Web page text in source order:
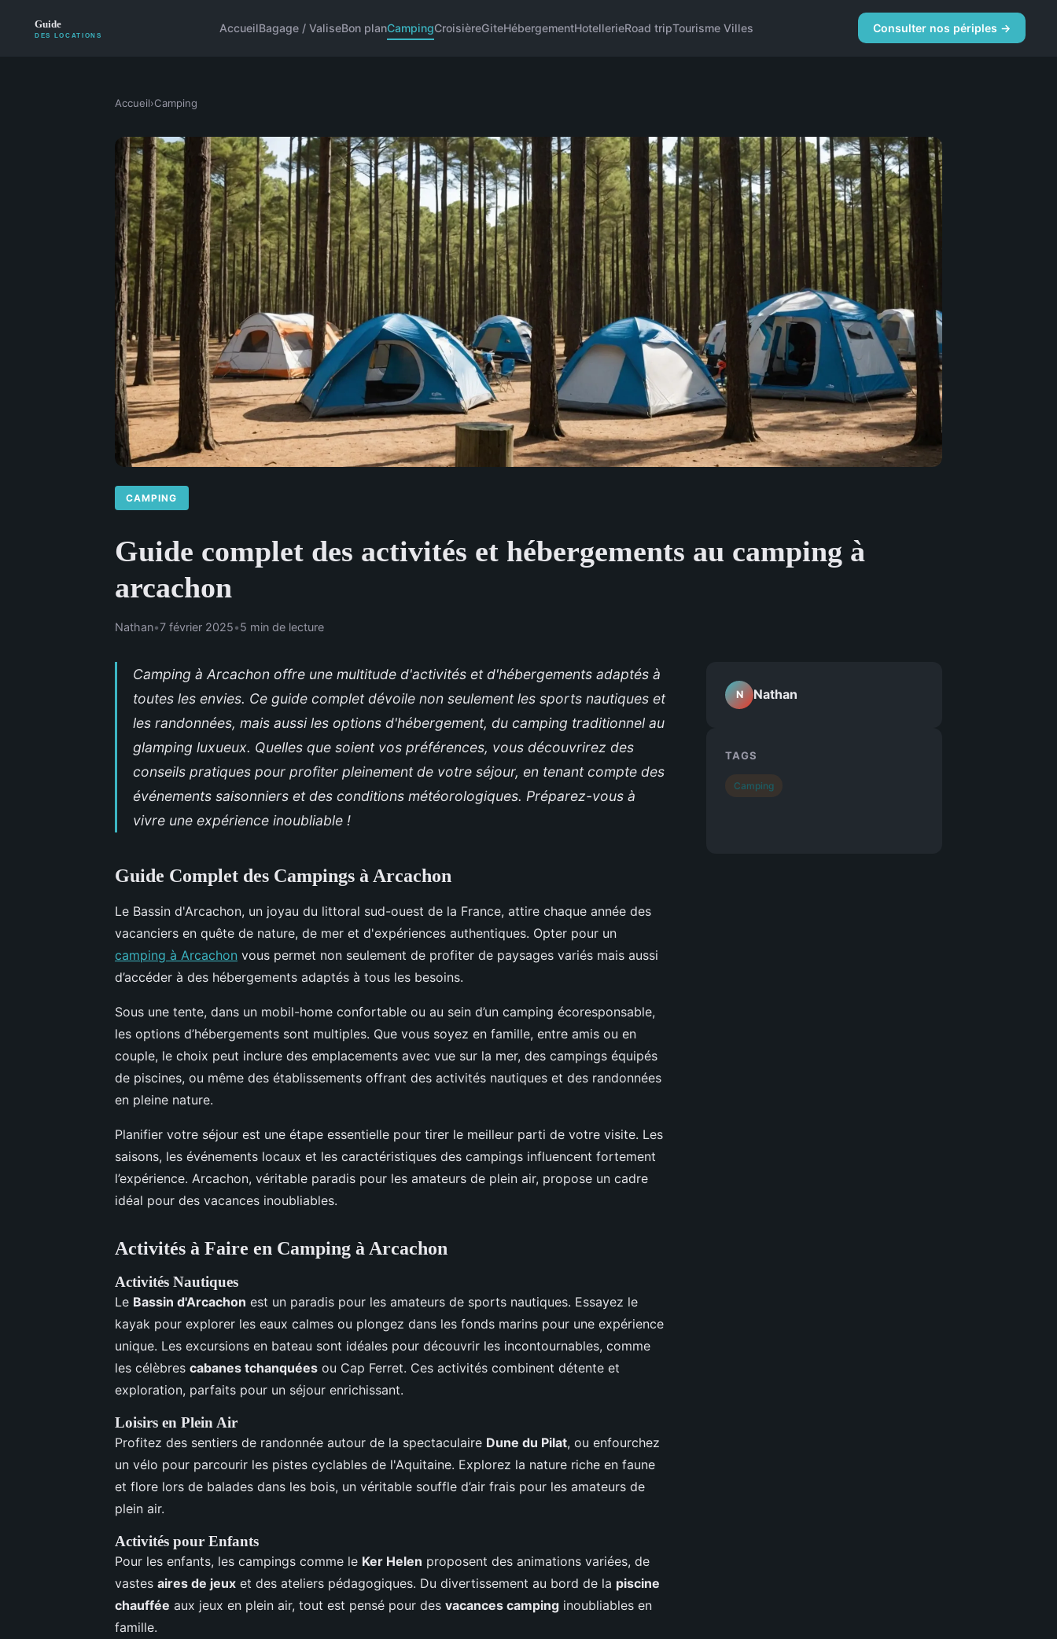
AccueilBagage / ValiseBon planCampingCroisièreGiteHébergementHotellerieRoad tripTourisme Villes Consulter nos périples →
Accueil›Camping
CAMPING
Guide complet des activités et hébergements au camping à
arcachon
Nathan•7 février 2025•5 min de lecture
Camping à Arcachon offre une multitude d'activités et d'hébergements adaptés à
toutes les envies. Ce guide complet dévoile non seulement les sports nautiques et
les randonnées, mais aussi les options d'hébergement, du camping traditionnel au
glamping luxueux. Quelles que soient vos préférences, vous découvrirez des
conseils pratiques pour profiter pleinement de votre séjour, en tenant compte des
événements saisonniers et des conditions météorologiques. Préparez-vous à
vivre une expérience inoubliable !
Guide Complet des Campings à Arcachon
Le Bassin d'Arcachon, un joyau du littoral sud-ouest de la France, attire chaque année des
vacanciers en quête de nature, de mer et d'expériences authentiques. Opter pour un
camping à Arcachon vous permet non seulement de profiter de paysages variés mais aussi
d’accéder à des hébergements adaptés à tous les besoins.
Sous une tente, dans un mobil-home confortable ou au sein d’un camping écoresponsable,
les options d’hébergements sont multiples. Que vous soyez en famille, entre amis ou en
couple, le choix peut inclure des emplacements avec vue sur la mer, des campings équipés
de piscines, ou même des établissements offrant des activités nautiques et des randonnées
en pleine nature.
Planifier votre séjour est une étape essentielle pour tirer le meilleur parti de votre visite. Les
saisons, les événements locaux et les caractéristiques des campings influencent fortement
l’expérience. Arcachon, véritable paradis pour les amateurs de plein air, propose un cadre
idéal pour des vacances inoubliables.
Activités à Faire en Camping à Arcachon
Activités Nautiques
Le Bassin d'Arcachon est un paradis pour les amateurs de sports nautiques. Essayez le
kayak pour explorer les eaux calmes ou plongez dans les fonds marins pour une expérience
unique. Les excursions en bateau sont idéales pour découvrir les incontournables, comme
les célèbres cabanes tchanquées ou Cap Ferret. Ces activités combinent détente et
exploration, parfaits pour un séjour enrichissant.
Loisirs en Plein Air
Profitez des sentiers de randonnée autour de la spectaculaire Dune du Pilat, ou enfourchez
un vélo pour parcourir les pistes cyclables de l'Aquitaine. Explorez la nature riche en faune
et flore lors de balades dans les bois, un véritable souffle d’air frais pour les amateurs de
plein air.
Activités pour Enfants
Pour les enfants, les campings comme le Ker Helen proposent des animations variées, de
vastes aires de jeux et des ateliers pédagogiques. Du divertissement au bord de la piscine
chauffée aux jeux en plein air, tout est pensé pour des vacances camping inoubliables en
famille.
N Nathan
TAGS
Camping